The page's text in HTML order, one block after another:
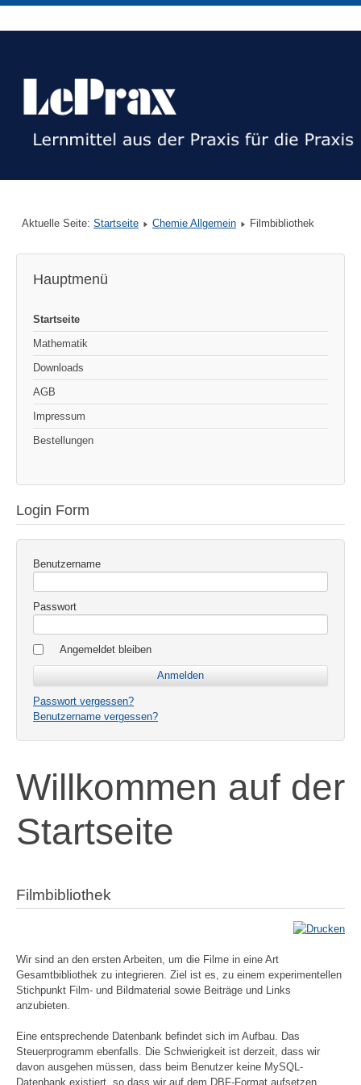
Aktuelle Seite: Startseite Chemie Allgemein Filmbibliothek
Hauptmenü
Startseite
Mathematik
Downloads
AGB
Impressum
Bestellungen
Login Form
Benutzername
Passwort
Angemeldet bleiben
Passwort vergessen?
Benutzername vergessen?
Willkommen auf der
Startseite
Filmbibliothek
Wir sind an den ersten Arbeiten, um die Filme in eine Art
Gesamtbibliothek zu integrieren. Ziel ist es, zu einem experimentellen
Stichpunkt Film- und Bildmaterial sowie Beiträge und Links
anzubieten.
Eine entsprechende Datenbank befindet sich im Aufbau. Das
Steuerprogramm ebenfalls. Die Schwierigkeit ist derzeit, dass wir
davon ausgehen müssen, dass beim Benutzer keine MySQL-
Datenbank existiert, so dass wir auf dem DBF-Format aufsetzen